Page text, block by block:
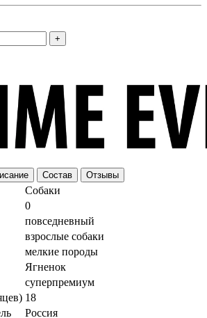
Состав Отзывы
Собаки
0
повседневный
взрослые собаки
мелкие породы
Ягненок
суперпремиум
18
Россия